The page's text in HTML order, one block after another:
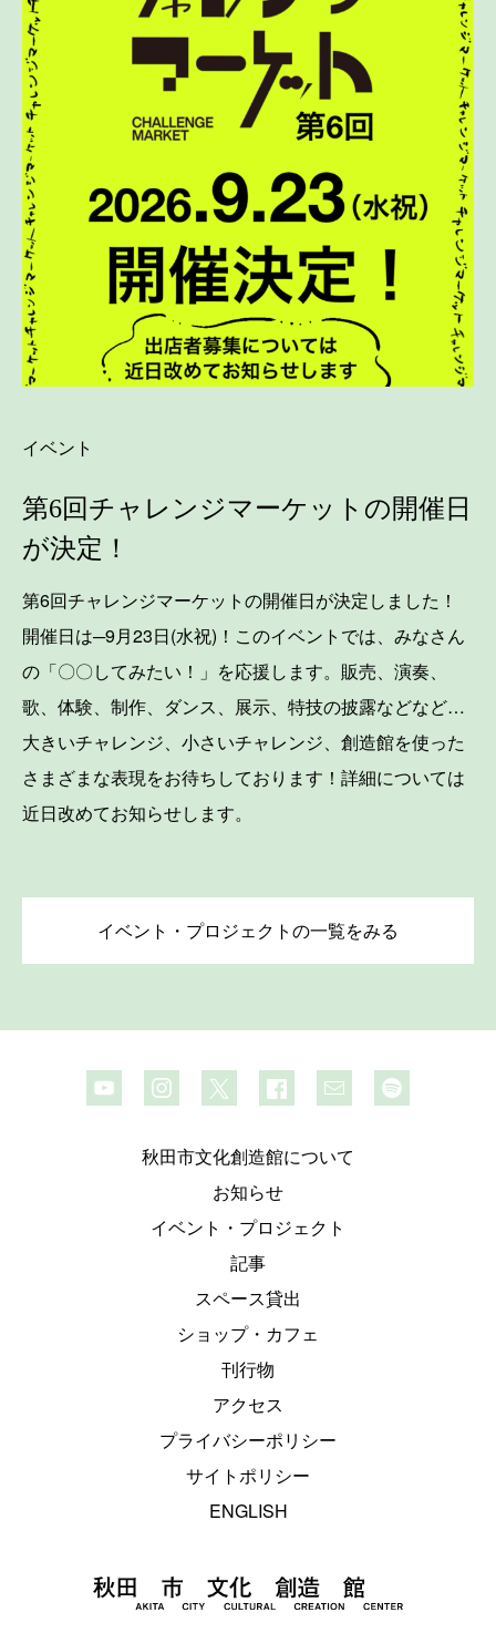
イベント
第6回チャレンジマーケットの開催日
が決定！
第6回チャレンジマーケットの開催日が決定しました！
開催日は─9月23日(水祝)！このイベントでは、みなさん
の「〇〇してみたい！」を応援します。販売、演奏、
歌、体験、制作、ダンス、展示、特技の披露などなど…
大きいチャレンジ、小さいチャレンジ、創造館を使った
さまざまな表現をお待ちしております！詳細については
近日改めてお知らせします。
イベント・プロジェクトの一覧をみる
秋田市文化創造館について
お知らせ
イベント・プロジェクト
記事
スペース貸出
ショップ・カフェ
刊行物
アクセス
プライバシーポリシー
サイトポリシー
ENGLISH